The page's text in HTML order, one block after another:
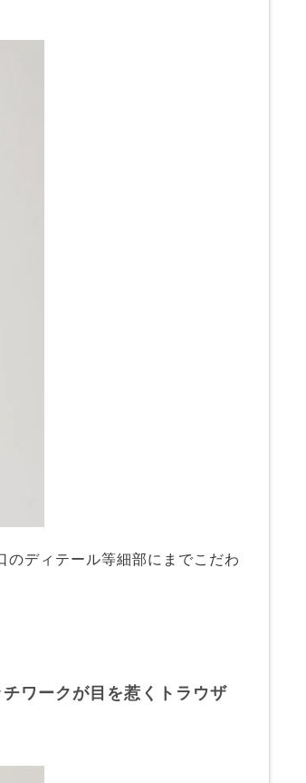
のディテール等細部にまでこだわ
ワークが目を惹くトラウザ